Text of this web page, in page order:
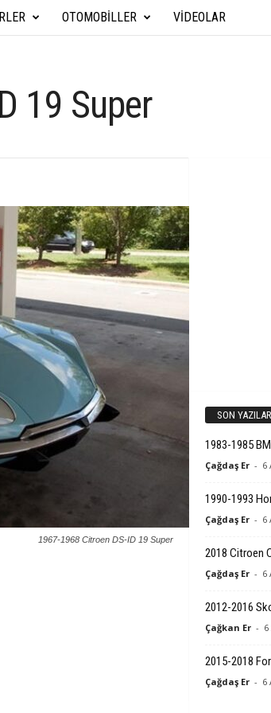
OTOMOBILLER VIDEOLAR
19 Super
1967-1968 Citroen DS-ID 19 Super
SON YAZILAR
1983-1985
Çağdaş Er - 6
1990-1993
Çağdaş Er - 6
2018 Citroen
Çağdaş Er - 6
2012-2016
Çağkan Er -
2015-2018
Çağdaş Er - 6